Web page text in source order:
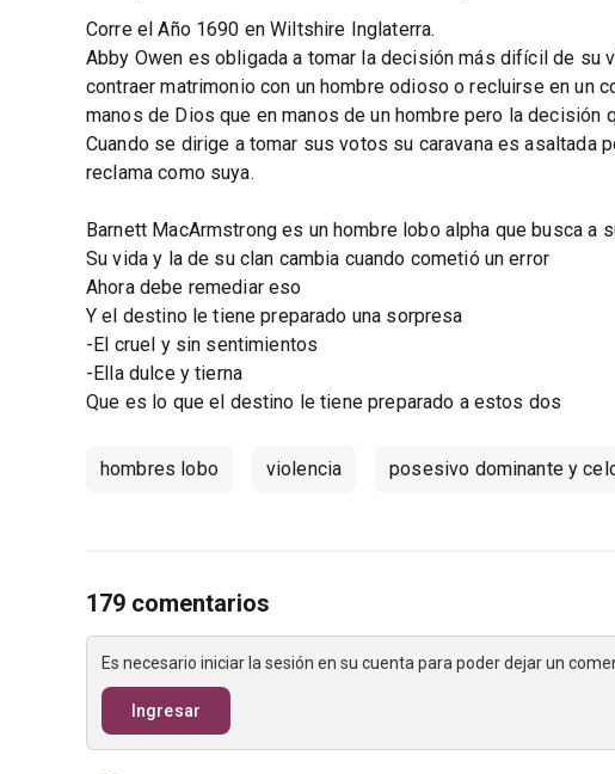
Corre el Año 1690 en Wiltshire Inglaterra.
Abby Owen es obligada a tomar la decisión más difícil de su
contraer matrimonio con un hombre odioso o recluirse en un
manos de Dios que en manos de un hombre pero la decisión
Cuando se dirige a tomar sus votos su caravana es asaltada
reclama como suya.
Barnett MacArmstrong es un hombre lobo alpha que busca a
Su vida y la de su clan cambia cuando cometió un error
Ahora debe remediar eso
Y el destino le tiene preparado una sorpresa
-El cruel y sin sentimientos
-Ella dulce y tierna
Que es lo que el destino le tiene preparado a estos dos
hombres lobo violencia posesivo dominante y
179 comentarios
Es necesario iniciar la sesión en su cuenta para poder dejar un
Ingresar